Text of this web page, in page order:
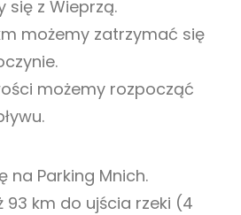
się z Wieprzą.
możemy zatrzymać się
możemy rozpocząć
na Parking Mnich.
93 km do ujścia rzeki (4